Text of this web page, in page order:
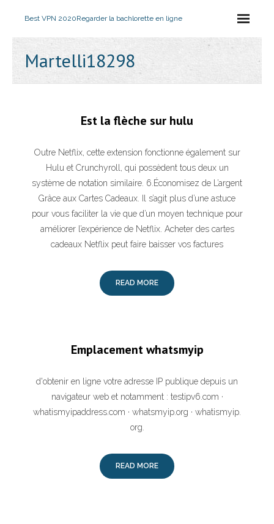
Best VPN 2020Regarder la bachlorette en ligne
Martelli18298
Est la flèche sur hulu
Outre Netflix, cette extension fonctionne également sur
Hulu et Crunchyroll, qui possèdent tous deux un
système de notation similaire. 6.Économisez de L’argent
Grâce aux Cartes Cadeaux. Il s’agit plus d’une astuce
pour vous faciliter la vie que d’un moyen technique pour
améliorer l’expérience de Netflix. Acheter des cartes
cadeaux Netflix peut faire baisser vos factures
READ MORE
Emplacement whatsmyip
d'obtenir en ligne votre adresse IP publique depuis un
navigateur web et notamment : testipv6.com ·
whatismyipaddress.com · whatsmyip.org · whatismyip.
org.
READ MORE